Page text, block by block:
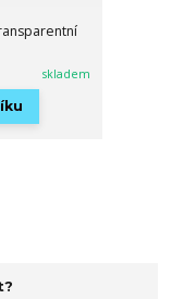
skladem